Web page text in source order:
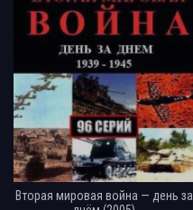
Вторая мировая война — день за